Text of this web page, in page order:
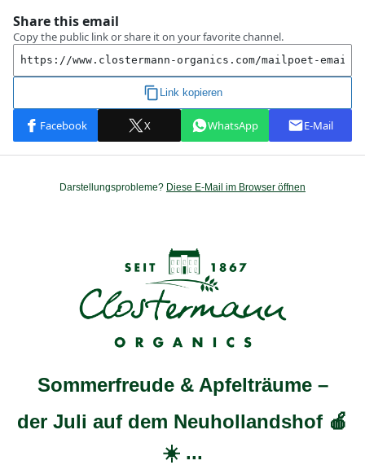
Darstellungsprobleme? Diese E-Mail im Browser öffnen
Sommerfreude & Apfelträume –
der Juli auf dem Neuhollandshof 🍎
☀️ ...